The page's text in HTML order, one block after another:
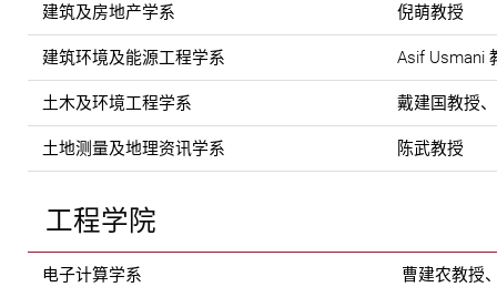
建筑及房地产学系 倪萌教授
建筑环境及能源工程学系 Asif Usmani
土木及环境工程学系 戴建国教授
土地测量及地理资讯学系 陈武教授
工程学院
电子计算学系 曹建农教授